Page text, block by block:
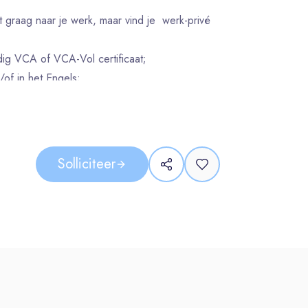
graag naar je werk, maar vind je werk-privé
VCA of VCA-Vol certificaat;
in het Engels;
dit is;
Solliciteer